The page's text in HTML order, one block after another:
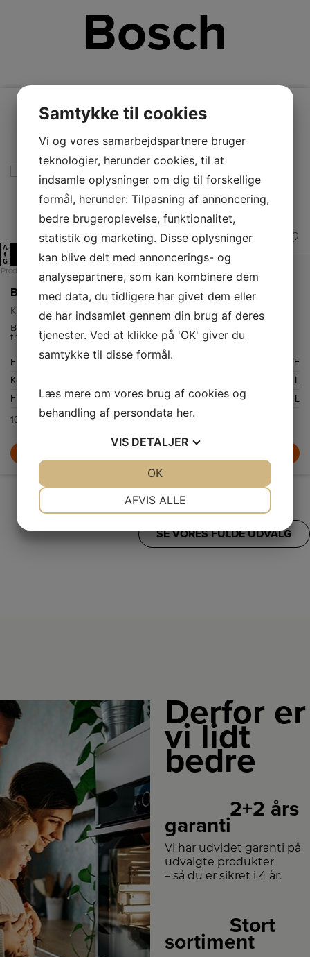
Bosch
A
↑
G
Produktdatablad
Bosch Integrerbart køle-/fryseskab
KIN86NSE0
Bosch integrerbart køle-/fryseskab med 184 L kølekapacitet og 75 L
frostkapacitet.
Energiklasse
E
Kølekapacitet netto
184 L
Frysekapacitet netto
76 L
10.399,-
SE VORES FULDE UDVALG
Derfor er
vi lidt
bedre
2+2 års
garanti
Vi har udvidet garanti på
udvalgte produkter
– så du er sikret i 4 år.
Stort
sortiment
Samtykke til cookies
Vi og vores samarbejdspartnere bruger
teknologier, herunder cookies, til at
indsamle oplysninger om dig til forskellige
formål, herunder: Tilpasning af annoncering,
bedre brugeroplevelse, funktionalitet,
statistik og marketing. Disse oplysninger
kan blive delt med annoncerings- og
analysepartnere, som kan kombinere dem
med data, du tidligere har givet dem eller
de har indsamlet gennem din brug af deres
tjenester. Ved at klikke på 'OK' giver du
samtykke til disse formål.
Læs mere om vores brug af cookies og
behandling af persondata her.
VIS DETALJER
AFVIS ALLE
OK